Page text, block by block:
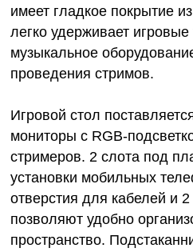
имеет гладкое покрытие
легко удерживает игровые
музыкальное
проведения стримов.
Игровой стол
мониторы с RGB-
стримеров. 2 слота под
установки мобильных
отверстия для кабелей и
позволяют удобно
пространство.